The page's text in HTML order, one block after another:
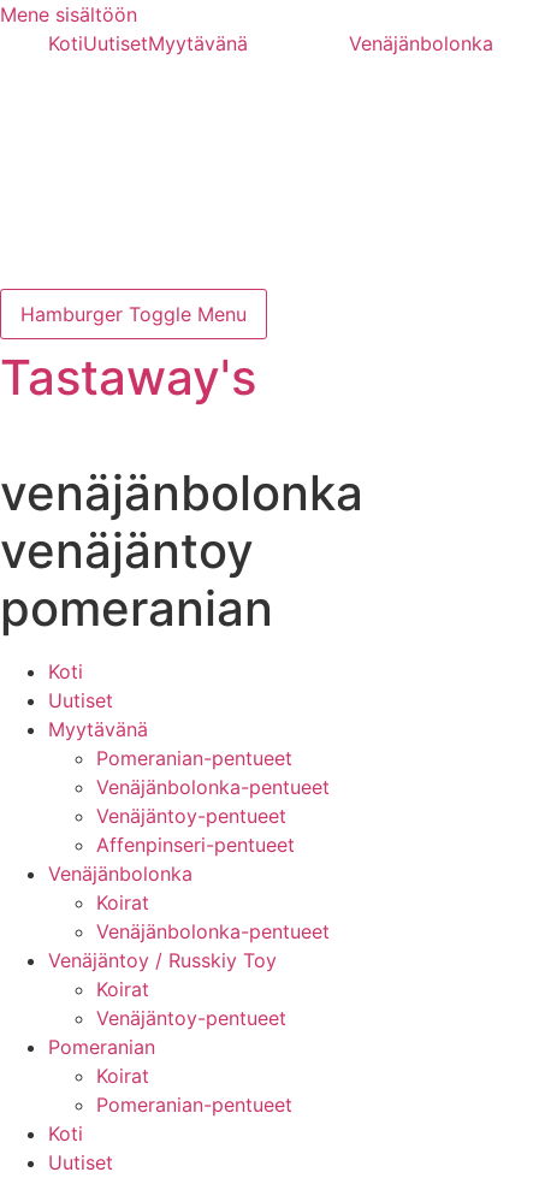
Mene sisältöön
KotiUutisetMyytävänä Venäjänbolonka
Hamburger Toggle Menu
Tastaway's
venäjänbolonka
venäjäntoy
pomeranian
Koti
Uutiset
Myytävänä
Pomeranian-pentueet
Venäjänbolonka-pentueet
Venäjäntoy-pentueet
Affenpinseri-pentueet
Venäjänbolonka
Koirat
Venäjänbolonka-pentueet
Venäjäntoy / Russkiy Toy
Koirat
Venäjäntoy-pentueet
Pomeranian
Koirat
Pomeranian-pentueet
Koti
Uutiset